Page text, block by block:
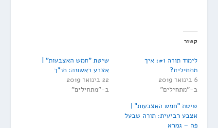
קשור
לימוד תורה #1: איך
מתחילים?
6 בינואר 2019
ב-"מתחילים"
שיטת "חמש האצבעות" |
אצבע ראשונה: תנ"ך
22 בינואר 2019
ב-"מתחילים"
שיטת "חמש האצבעות" |
אצבע רביעית: תורה שבעל
פה – גמרא